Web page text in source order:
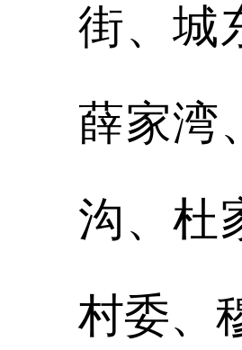
街、城
薛家湾
沟、杜
村委、